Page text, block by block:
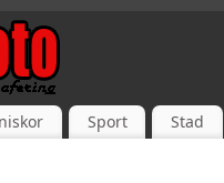
Sport Stad